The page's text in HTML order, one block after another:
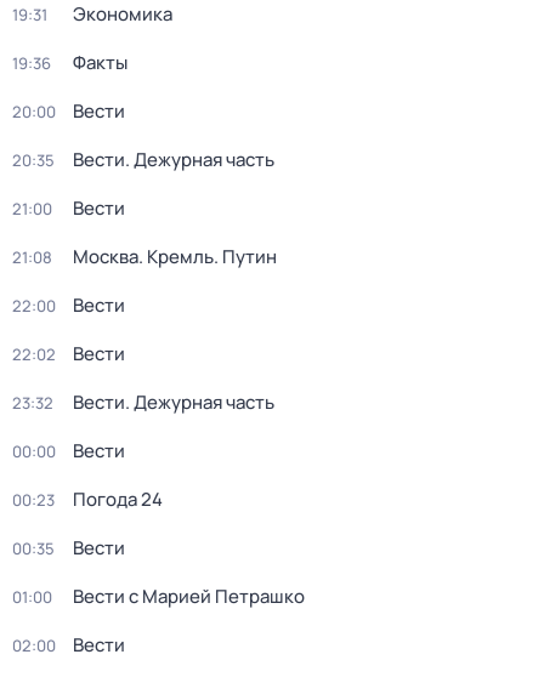
19:31 Экономика
19:36 Факты
20:00 Вести
20:35 Вести. Дежурная часть
21:00 Вести
21:08 Москва. Кремль. Путин
22:00 Вести
22:02 Вести
23:32 Вести. Дежурная часть
00:00 Вести
00:23 Погода 24
00:35 Вести
01:00 Вести с Марией Петрашко
02:00 Вести